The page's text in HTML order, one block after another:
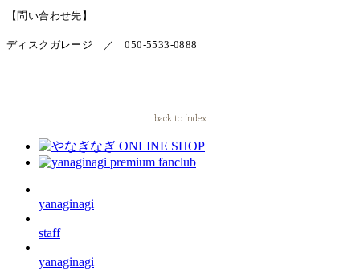
【問い合わせ先】
ディスクガレージ ／ 050-5533-0888
back to index
yanaginagi
staff
yanaginagi